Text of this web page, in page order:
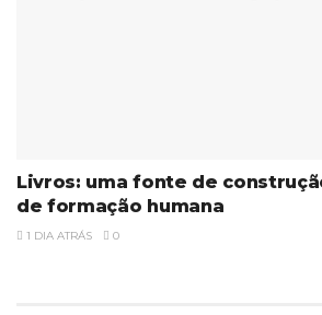
Livros: uma fonte de
de formação humana
1 DIA ATRÁS 0